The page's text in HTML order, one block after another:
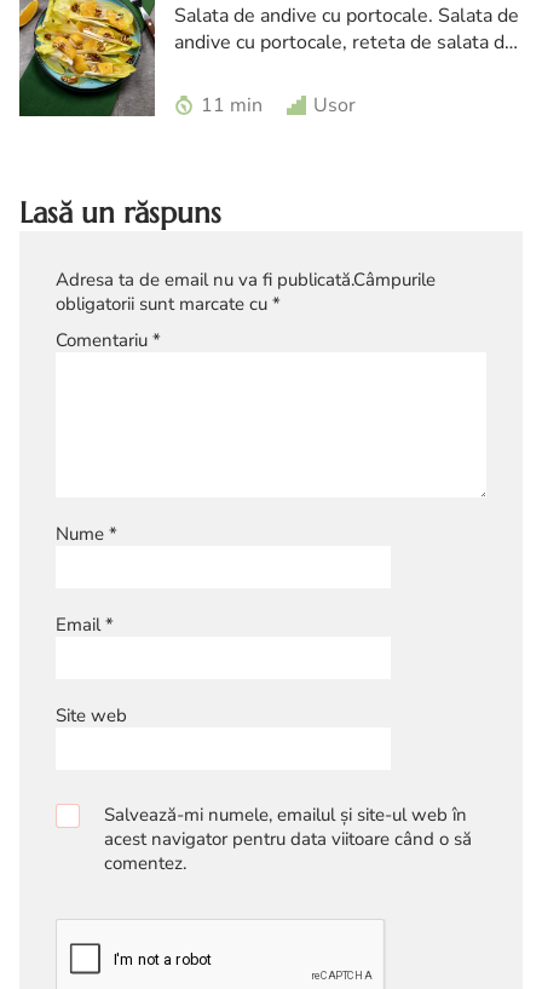
Salata de andive cu portocale. Salata de
andive cu portocale, reteta de salata de
reteta11 min Usor
Lasă un răspuns
Adresa ta de email nu va fi publicată.Câmpurile
obligatorii sunt marcate cu *
Comentariu *
Nume *
Email*
Site web
Salvează-mi numele, emailul și site-ul web în
acest navigator pentru data viitoare când o să
comentez.